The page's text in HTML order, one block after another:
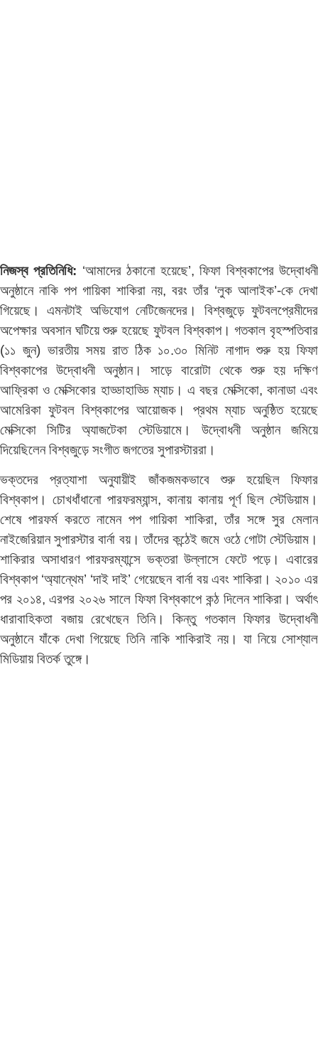
নিজস্ব প্রতিনিধি: ‘আমাদের ঠকানো হয়েছে’, ফিফা বিশ্বকাপের উদ্বোধনী
অনুষ্ঠানে নাকি পপ গায়িকা শাকিরা নয়, বরং তাঁর ‘লুক আলাইক’-কে দেখা
গিয়েছে। এমনটাই অভিযোগ নেটিজেনদের। বিশ্বজুড়ে ফুটবলপ্রেমীদের
অপেক্ষার অবসান ঘটিয়ে শুরু হয়েছে ফুটবল বিশ্বকাপ। গতকাল বৃহস্পতিবার
(১১ জুন) ভারতীয় সময় রাত ঠিক ১০.৩০ মিনিট নাগাদ শুরু হয় ফিফা
বিশ্বকাপের উদ্বোধনী অনুষ্ঠান। সাড়ে বারোটা থেকে শুরু হয় দক্ষিণ
আফ্রিকা ও মেক্সিকোর হাড্ডাহাড্ডি ম্যাচ। এ বছর মেক্সিকো, কানাডা এবং
আমেরিকা ফুটবল বিশ্বকাপের আয়োজক। প্রথম ম্যাচ অনুষ্ঠিত হয়েছে
মেক্সিকো সিটির অ্যাজটেকা স্টেডিয়ামে। উদ্বোধনী অনুষ্ঠান জমিয়ে
দিয়েছিলেন বিশ্বজুড়ে সংগীত জগতের সুপারস্টাররা।
ভক্তদের প্রত্যাশা অনুযায়ীই জাঁকজমকভাবে শুরু হয়েছিল ফিফার
বিশ্বকাপ। চোখধাঁধানো পারফরম্যান্স, কানায় কানায় পূর্ণ ছিল স্টেডিয়াম।
শেষে পারফর্ম করতে নামেন পপ গায়িকা শাকিরা, তাঁর সঙ্গে সুর মেলান
নাইজেরিয়ান সুপারস্টার বার্না বয়। তাঁদের কন্ঠেই জমে ওঠে গোটা স্টেডিয়াম।
শাকিরার অসাধারণ পারফরম্যান্সে ভক্তরা উল্লাসে ফেটে পড়ে। এবারের
বিশ্বকাপ ‘অ্যান্থেম’ ‘দাই দাই’ গেয়েছেন বার্না বয় এবং শাকিরা। ২০১০ এর
পর ২০১৪, এরপর ২০২৬ সালে ফিফা বিশ্বকাপে কন্ঠ দিলেন শাকিরা। অর্থাৎ
ধারাবাহিকতা বজায় রেখেছেন তিনি। কিন্তু গতকাল ফিফার উদ্বোধনী
অনুষ্ঠানে যাঁকে দেখা গিয়েছে তিনি নাকি শাকিরাই নয়। যা নিয়ে সোশ্যাল
মিডিয়ায় বিতর্ক তুঙ্গে।